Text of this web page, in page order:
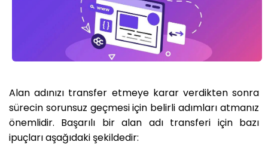
Alan adınızı transfer etmeye karar verdikten sonra
sürecin sorunsuz geçmesi için belirli adımları atmanız
önemlidir. Başarılı bir alan adı transferi için bazı
ipuçları aşağıdaki şekildedir: